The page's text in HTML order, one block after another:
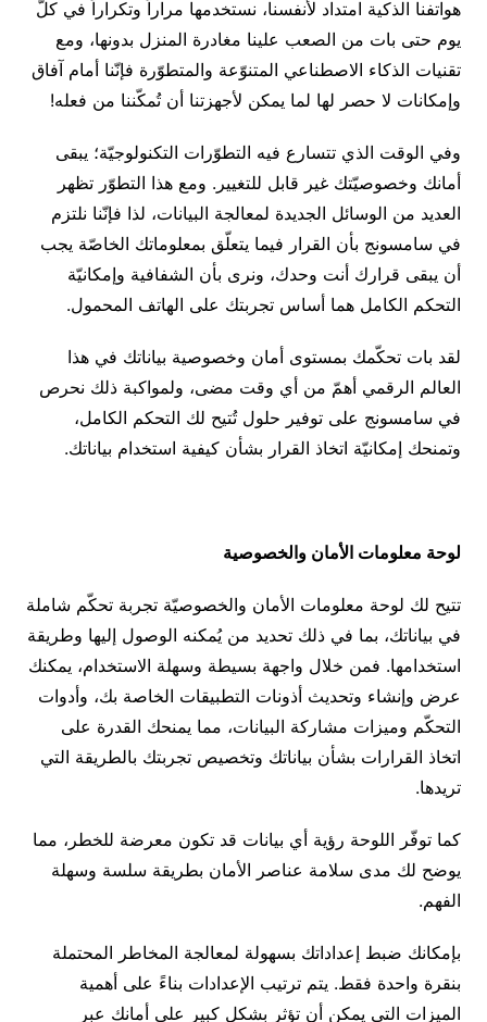
هواتفنا الذكية امتداد لأنفسنا، نستخدمها مراراً وتكراراً في كلّ
يوم حتى بات من الصعب علينا مغادرة المنزل بدونها، ومع
تقنيات الذكاء الاصطناعي المتنوّعة والمتطوّرة فإنّنا أمام آفاق
وإمكانات لا حصر لها لما يمكن لأجهزتنا أن تُمكّننا من فعله!
وفي الوقت الذي تتسارع فيه التطوّرات التكنولوجيّة؛ يبقى
أمانك وخصوصيّتك غير قابل للتغيير. ومع هذا التطوّر تظهر
العديد من الوسائل الجديدة لمعالجة البيانات، لذا فإنّنا نلتزم
في سامسونج بأن القرار فيما يتعلّق بمعلوماتك الخاصّة يجب
أن يبقى قرارك أنت وحدك، ونرى بأن الشفافية وإمكانيّة
التحكم الكامل هما أساس تجربتك على الهاتف المحمول.
لقد بات تحكّمك بمستوى أمان وخصوصية بياناتك في هذا
العالم الرقمي أهمّ من أي وقت مضى، ولمواكبة ذلك نحرص
في سامسونج على توفير حلول تُتيح لك التحكم الكامل،
وتمنحك إمكانيّة اتخاذ القرار بشأن كيفية استخدام بياناتك.
لوحة معلومات الأمان والخصوصية
تتيح لك لوحة معلومات الأمان والخصوصيّة تجربة تحكّم شاملة
في بياناتك، بما في ذلك تحديد من يُمكنه الوصول إليها وطريقة
استخدامها. فمن خلال واجهة بسيطة وسهلة الاستخدام، يمكنك
عرض وإنشاء وتحديث أذونات التطبيقات الخاصة بك، وأدوات
التحكّم وميزات مشاركة البيانات، مما يمنحك القدرة على
اتخاذ القرارات بشأن بياناتك وتخصيص تجربتك بالطريقة التي
تريدها.
كما توفّر اللوحة رؤية أي بيانات قد تكون معرضة للخطر، مما
يوضح لك مدى سلامة عناصر الأمان بطريقة سلسة وسهلة
الفهم.
بإمكانك ضبط إعداداتك بسهولة لمعالجة المخاطر المحتملة
بنقرة واحدة فقط. يتم ترتيب الإعدادات بناءً على أهمية
الميزات التي يمكن أن تؤثر بشكل كبير على أمانك عبر